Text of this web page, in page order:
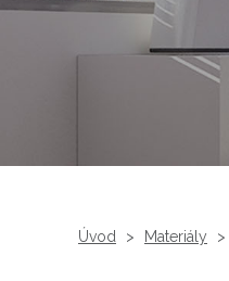
Úvod > Materiály >